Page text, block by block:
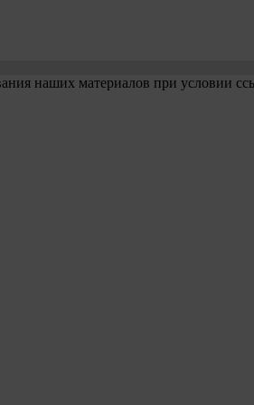
наших материалов при условии